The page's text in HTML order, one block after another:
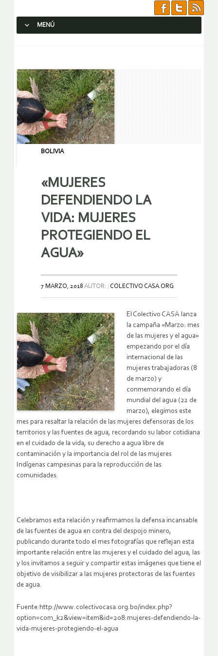
MENÚ
BOLIVIA
«MUJERES
DEFENDIENDO LA
VIDA: MUJERES
PROTEGIENDO EL
AGUA»
7 MARZO, 2018 AUTOR: COLECTIVO CASA.ORG
El Colectivo CASA lanza
la campaña «Marzo: mes
de las mujeres y el agua»
empezando por el día
internacional de las
mujeres trabajadoras (8
de marzo) y
conmemorando el día
mundial del agua (22 de
marzo), elegimos este
mes para resaltar la relación de las mujeres defensoras de los
territorios y las fuentes de agua, recordando su labor cotidiana
en el cuidado de la vida, su derecho a agua libre de
contaminación y la importancia del rol de las mujeres
Indígenas campesinas para la reproducción de las
comunidades.
Celebramos esta relación y reafirmamos la defensa incansable
de las fuentes de agua en contra del despojo minero,
publicando durante todo el mes fotografías que reflejan esta
importante relación entre las mujeres y el cuidado del agua, las
y los invitamos a seguir y compartir estas imágenes que tiene el
objetivo de visibilizar a las mujeres protectoras de las fuentes
de agua.
Fuente:http://www.colectivocasa.org.bo/index.php?
option=com_k2&view=item&id=208:mujeres-defendiendo-la-
vida-mujeres-protegiendo-el-agua